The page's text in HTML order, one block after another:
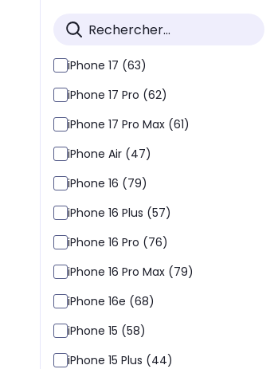
iPhone 17 (63)
iPhone 17 Pro (62)
iPhone 17 Pro Max (61)
iPhone Air (47)
iPhone 16 (79)
iPhone 16 Plus (57)
iPhone 16 Pro (76)
iPhone 16 Pro Max (79)
iPhone 16e (68)
iPhone 15 (58)
iPhone 15 Plus (44)